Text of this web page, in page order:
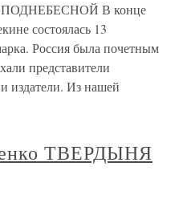
ПОДНЕБЕСНОЙ В конце
состоялась 13
Россия была почетным
представители
издатели. Из нашей
ТВЕРДЫНЯ